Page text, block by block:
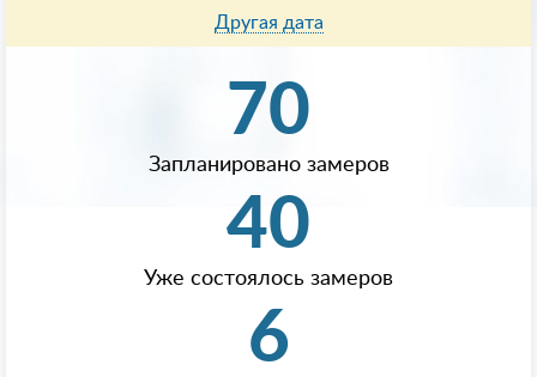
Другая дата
70
Запланировано замеров
40
Уже состоялось замеров
6